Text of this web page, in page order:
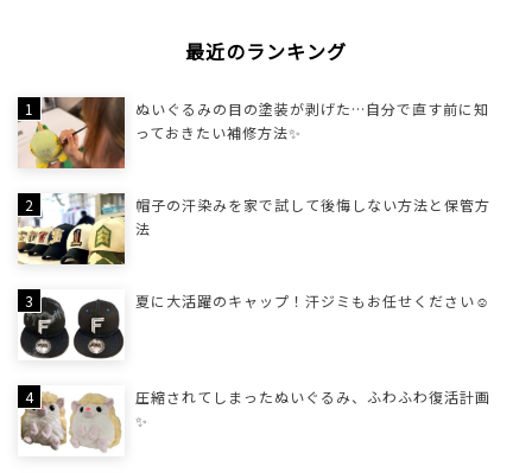
最近のランキング
ぬいぐるみの目の塗装が剥げた…自分で直す前に知
っておきたい補修方法✨
帽子の汗染みを家で試して後悔しない方法と保管方
法
夏に大活躍のキャップ！汗ジミもお任せください☺
圧縮されてしまったぬいぐるみ、ふわふわ復活計画
✨